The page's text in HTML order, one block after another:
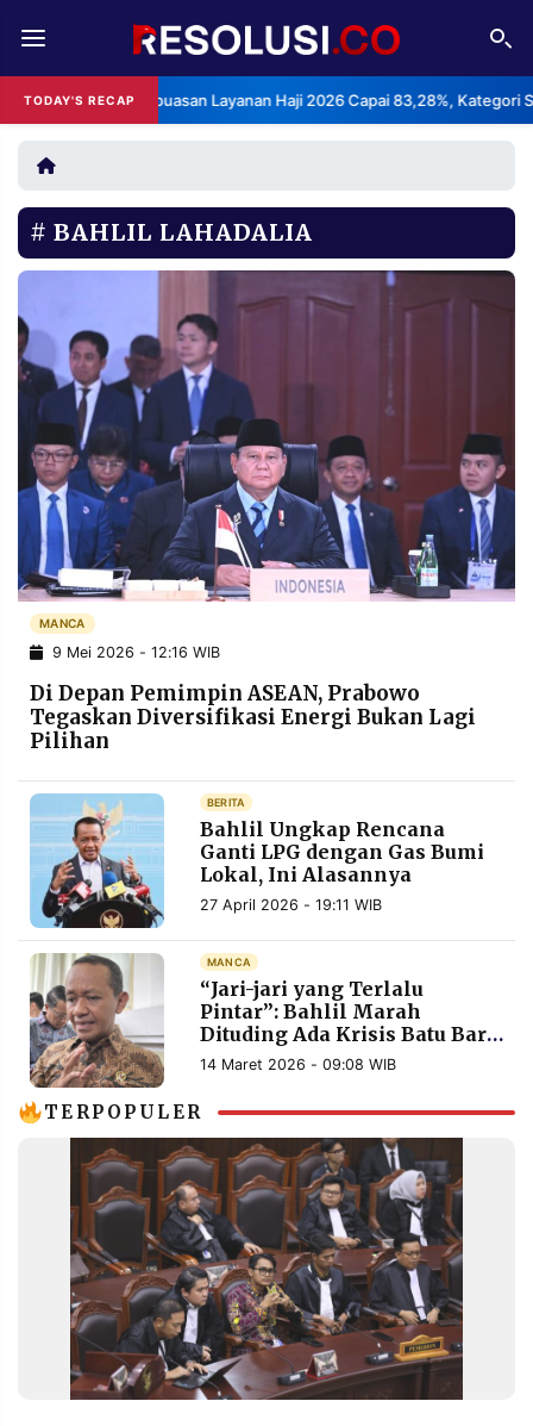
TODAY'S RECAP
Indeks Kepuasan Layanan Haji 2026 Capai 83,28%, Kategori Sangat
REDAKSI TENTANG
RESOLUSI IKLAN
RUBRIKASI
EDITORIAL AKSARA
PERSONA
DAERAH NASIONAL
MANCA SPORT
INFORMASI
PRIVACY
POLICY
BERITA
WARGA
INFORMASI
IKLAN
KIRIM
PENGADUAN TERM
OF
SERVICE
IKUTI
KAMI
©
PT.
RESOLUSI
MEDIA
Resolusi.co
RESOLUSI
MEDIA
PRAMUDITA
BAHLIL LAHADALIA
MANCA
9 Mei 2026 - 12:16 WIB
Di Depan Pemimpin ASEAN, Prabowo
Tegaskan Diversifikasi Energi Bukan Lagi
Pilihan
BERITA
Bahlil Ungkap Rencana
Ganti LPG dengan Gas Bumi
Lokal, Ini Alasannya
27 April 2026 - 19:11 WIB
MANCA
“Jari-jari yang Terlalu
Pintar”: Bahlil Marah
Dituding Ada Krisis Batu Bara,
Ungkap Stok PLTU Masih
14 Maret 2026 - 09:08 WIB
TERPOPULER